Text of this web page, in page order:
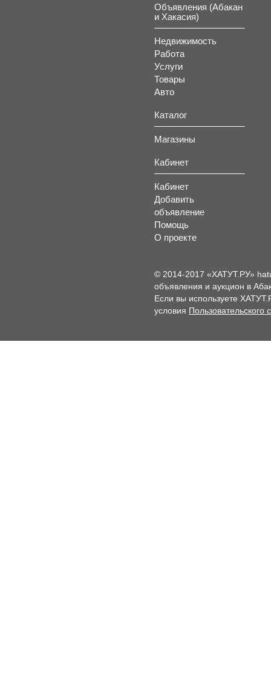
Объявления (Абакан
и Хакасия)
Недвижимость
Работа
Услуги
Товары
Авто
Каталог
Магазины
Кабинет
Кабинет
Добавить
объявление
Помощь
О проекте
© 2014-2017 «ХАТУТ.РУ»
объявления и аукцион в
Если вы используете
условия Пользовательского